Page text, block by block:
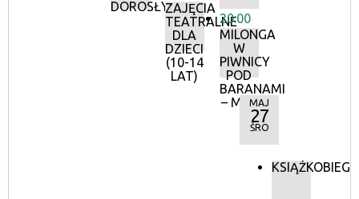
DOROSŁYCHZAJĘCIA
TEATRALNE
DLA
DZIECI
(10-14
LAT)
20:00
MILONGA
W
PIWNICY
POD
BARANAMI
– MAJMAJ
27
ŚRO
KSIĄŻKOBIEG